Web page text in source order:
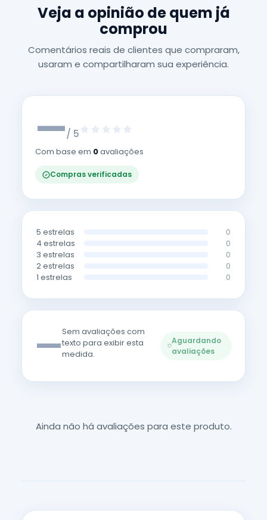
Veja a opinião de quem já
comprou
Comentários reais de clientes que compraram,
usaram e compartilharam sua experiência.
—/ 5
Com base em 0avaliações
Compras verificadas
5 estrelas 0
4 estrelas 0
3 estrelas 0
2 estrelas 0
1 estrelas 0
—Sem avaliações com
texto para exibir esta
medida.
Aguardando
avaliações
Ainda não há avaliações para este produto.